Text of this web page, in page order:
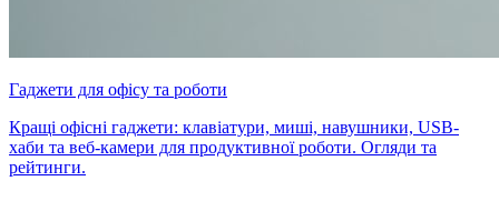
Гаджети для офісу та роботи
Кращі офісні гаджети: клавіатури, миші, навушники, USB-
хаби та веб-камери для продуктивної роботи. Огляди та
рейтинги.